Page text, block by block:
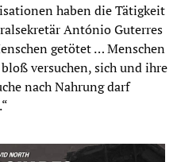
haben die Tätigkeit
António Guterres
getötet … Menschen
versuchen, sich und ihre
nach Nahrung darf